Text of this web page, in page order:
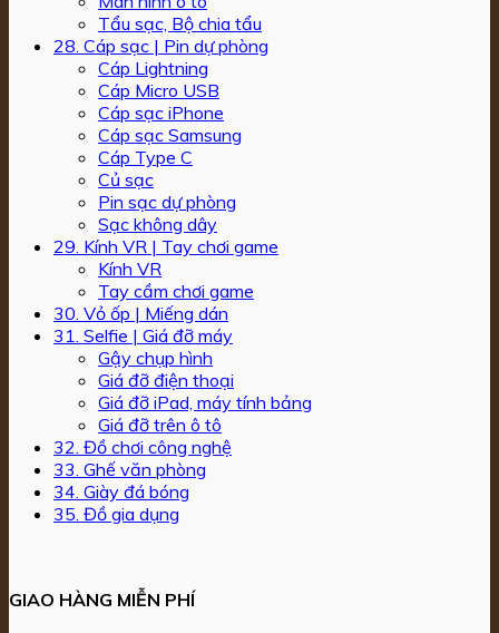
Tẩu sạc, Bộ chia tẩu
28. Cáp sạc | Pin dự phòng
Cáp Lightning
Cáp Micro USB
Cáp sạc iPhone
Cáp sạc Samsung
Cáp Type C
Củ sạc
Pin sạc dự phòng
Sạc không dây
29. Kính VR | Tay chơi game
Kính VR
Tay cầm chơi game
30. Vỏ ốp | Miếng dán
31. Selfie | Giá đỡ máy
Gậy chụp hình
Giá đỡ điện thoại
Giá đỡ iPad, máy tính bảng
Giá đỡ trên ô tô
32. Đồ chơi công nghệ
33. Ghế văn phòng
34. Giày đá bóng
35. Đồ gia dụng
GIAO HÀNG MIỄN PHÍ